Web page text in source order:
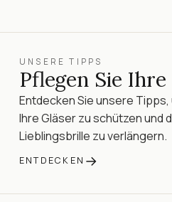
UNSERE TIPPS
Pflegen Sie
Entdecken Sie unsere
Ihre Gläser zu schützen und
Lieblingsbrille zu verlängern.
ENTDECKEN →